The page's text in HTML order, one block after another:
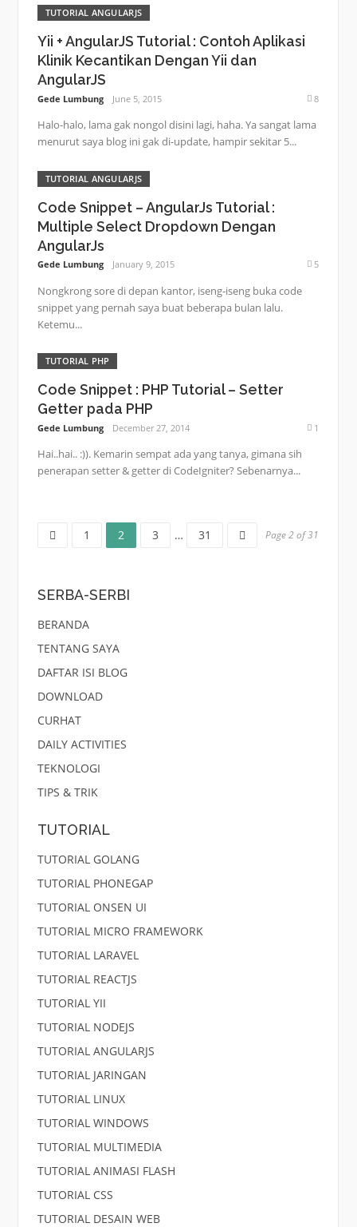
TUTORIAL ANGULARJS
Yii + AngularJS Tutorial : Contoh Aplikasi
Klinik Kecantikan Dengan Yii dan
AngularJS
Gede Lumbung June 5, 2015 8
Halo-halo, lama gak nongol disini lagi, haha. Ya sangat lama
menurut saya blog ini gak di-update, hampir sekitar 5...
TUTORIAL ANGULARJS
Code Snippet – AngularJs Tutorial :
Multiple Select Dropdown Dengan
AngularJs
Gede Lumbung January 9, 2015 5
Nongkrong sore di depan kantor, iseng-iseng buka code
snippet yang pernah saya buat beberapa bulan lalu.
Ketemu...
TUTORIAL PHP
Code Snippet : PHP Tutorial – Setter
Getter pada PHP
Gede Lumbung December 27, 2014 1
Hai..hai.. :)). Kemarin sempat ada yang tanya, gimana sih
penerapan setter & getter di CodeIgniter? Sebenarnya...
PostsPage
1 Page
2 3 … 31 Page 2 of 31
SERBA-SERBI
BERANDA
TENTANG SAYA
DAFTAR ISI BLOG
DOWNLOAD
CURHAT
DAILY ACTIVITIES
TEKNOLOGI
TIPS & TRIK
TUTORIAL
TUTORIAL GOLANG
TUTORIAL PHONEGAP
TUTORIAL ONSEN UI
TUTORIAL MICRO FRAMEWORK
TUTORIAL LARAVEL
TUTORIAL REACTJS
TUTORIAL YII
TUTORIAL NODEJS
TUTORIAL ANGULARJS
TUTORIAL JARINGAN
TUTORIAL LINUX
TUTORIAL WINDOWS
TUTORIAL MULTIMEDIA
TUTORIAL ANIMASI FLASH
TUTORIAL CSS
TUTORIAL DESAIN WEB